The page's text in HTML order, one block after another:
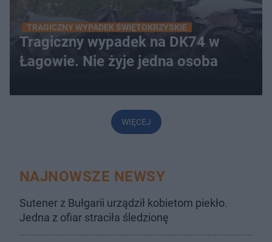
TRAGICZNY WYPADEK ŚWIĘTOKRZYSKIE
Tragiczny wypadek na DK74 w
Łagowie. Nie żyje jedna osoba
WIĘCEJ
NAJNOWSZE NEWSY
Sutener z Bułgarii urządził kobietom piekło.
Jedna z ofiar straciła śledzionę